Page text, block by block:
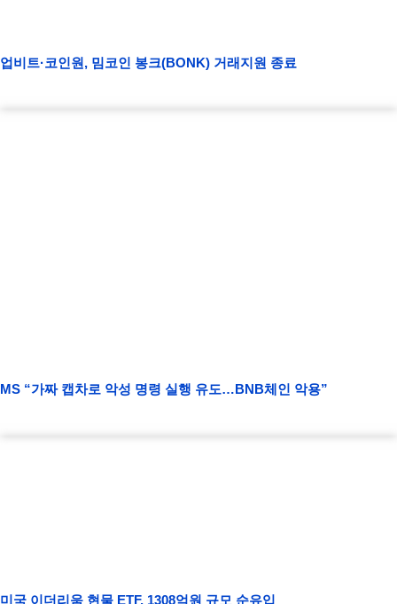
업비트·코인원, 밈코인 봉크(BONK) 거래지원 종료
MS “가짜 캡차로 악성 명령 실행 유도…BNB체인 악용”
미국 이더리움 현물 ETF, 1308억원 규모 순유입